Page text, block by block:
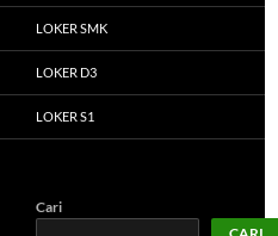
LOKER SMK
LOKER D3
LOKER S1
Cari